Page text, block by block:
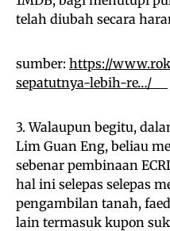
telah diubah secara
sumber: https://
sepatutnya-lebih-re…/
3. Walaupun begitu,
Lim Guan Eng, beliau
sebenar pembinaan
hal ini selepas selepas
pengambilan tanah,
lain termasuk kupon